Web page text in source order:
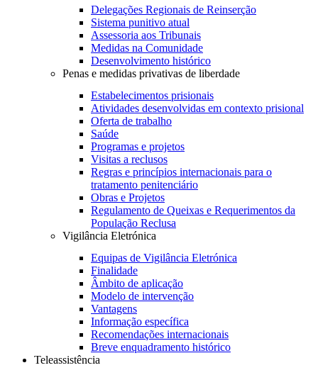
Delegações Regionais de Reinserção
Sistema punitivo atual
Assessoria aos Tribunais
Medidas na Comunidade
Desenvolvimento histórico
Penas e medidas privativas de liberdade
Estabelecimentos prisionais
Atividades desenvolvidas em contexto prisional
Oferta de trabalho
Saúde
Programas e projetos
Visitas a reclusos
Regras e princípios internacionais para o
tratamento penitenciário
Obras e Projetos
Regulamento de Queixas e Requerimentos da
População Reclusa
Vigilância Eletrónica
Equipas de Vigilância Eletrónica
Finalidade
Âmbito de aplicação
Modelo de intervenção
Vantagens
Informação específica
Recomendações internacionais
Breve enquadramento histórico
Teleassistência